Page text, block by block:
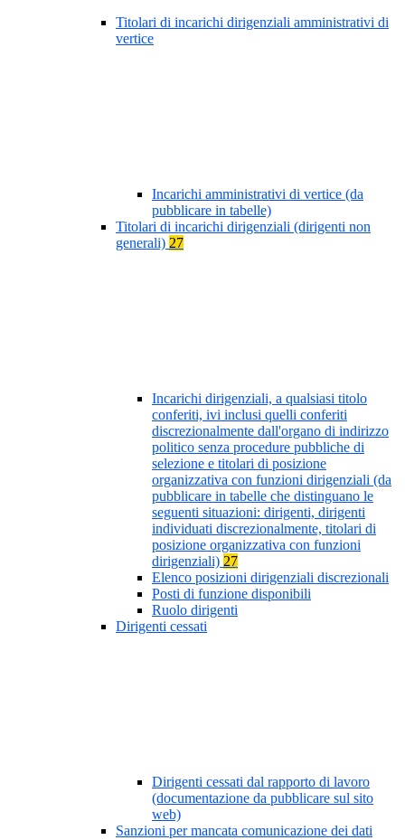
Titolari di incarichi dirigenziali amministrativi di
vertice
Incarichi amministrativi di vertice (da
pubblicare in tabelle)
Titolari di incarichi dirigenziali (dirigenti non
generali) 27
Incarichi dirigenziali, a qualsiasi titolo
conferiti, ivi inclusi quelli conferiti
discrezionalmente dall'organo di indirizzo
politico senza procedure pubbliche di
selezione e titolari di posizione
organizzativa con funzioni dirigenziali (da
pubblicare in tabelle che distinguano le
seguenti situazioni: dirigenti, dirigenti
individuati discrezionalmente, titolari di
posizione organizzativa con funzioni
dirigenziali) 27
Elenco posizioni dirigenziali discrezionali
Posti di funzione disponibili
Ruolo dirigenti
Dirigenti cessati
Dirigenti cessati dal rapporto di lavoro
(documentazione da pubblicare sul sito
web)
Sanzioni per mancata comunicazione dei dati